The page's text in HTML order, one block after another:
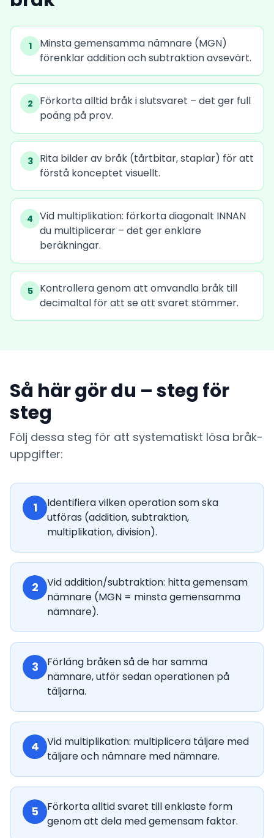
1
Minsta gemensamma nämnare (MGN)
förenklar addition och subtraktion avsevärt.
2
Förkorta alltid bråk i slutsvaret – det ger full
poäng på prov.
3
Rita bilder av bråk (tårtbitar, staplar) för att
förstå konceptet visuellt.
4 Vid multiplikation: förkorta diagonalt INNAN
du multiplicerar – det ger enklare
beräkningar.
5
Kontrollera genom att omvandla bråk till
decimaltal för att se att svaret stämmer.
Så här gör du – steg för
steg
Följ dessa steg för att systematiskt lösa bråk-
uppgifter:
1
Identifiera vilken operation som ska
utföras (addition, subtraktion,
multiplikation, division).
2
Vid addition/subtraktion: hitta gemensam
nämnare (MGN = minsta gemensamma
nämnare).
3
Förläng bråken så de har samma
nämnare, utför sedan operationen på
täljarna.
4
Vid multiplikation: multiplicera täljare med
täljare och nämnare med nämnare.
5
Förkorta alltid svaret till enklaste form
genom att dela med gemensam faktor.